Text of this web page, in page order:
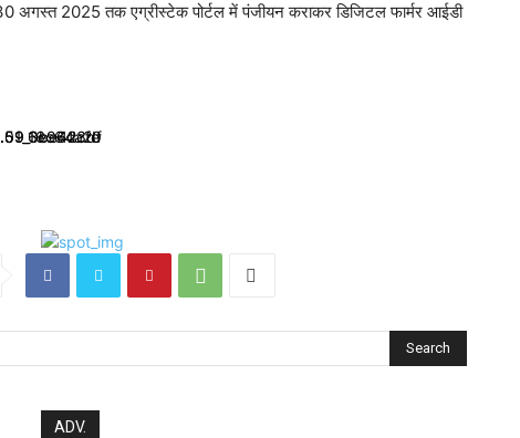
अगस्त 2025 तक एग्रीस्टेक पोर्टल में पंजीयन कराकर डिजिटल फार्मर आईडी
Search
ADV.